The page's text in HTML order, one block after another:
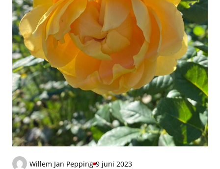
Willem Jan Pepping 9 juni 2023